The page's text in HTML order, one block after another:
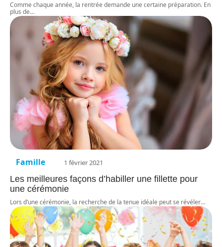
Comme chaque année, la rentrée demande une certaine préparation. En
plus de…
Famille 1 février 2021
Les meilleures façons d’habiller une fillette pour
une cérémonie
Lors d’une cérémonie, la recherche de la tenue idéale peut se révéler…